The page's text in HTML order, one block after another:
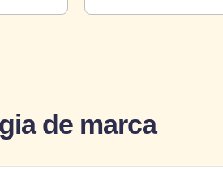
de marca